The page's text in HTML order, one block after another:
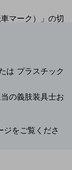
マーク）」の切
は プラスチック
の義肢装具士お
ジをご覧くださ